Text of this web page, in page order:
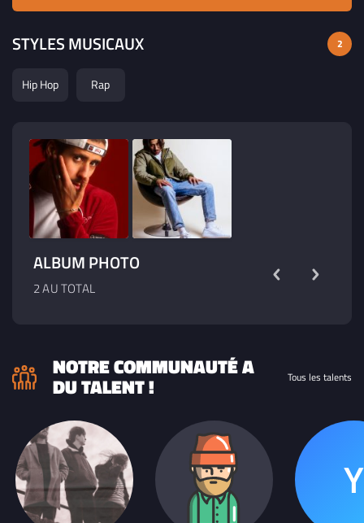
STYLES MUSICAUX 2
Hip Hop Rap
ALBUM PHOTO
2 AU TOTAL
NOTRE COMMUNAUTÉ A
DU TALENT ! Tous les talents